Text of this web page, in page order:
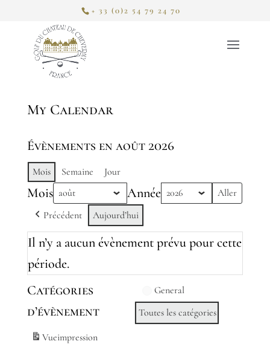
+ 33 (0)2 54 79 24 70
My Calendar
Évènements en août 2026
Mois Semaine Jour
Mois Année
Précédent Aujourd’hui
Il n’y a aucun évènement prévu pour cette
période.
Catégories
d’évènement
General
Toutes les catégories
Vueimpression